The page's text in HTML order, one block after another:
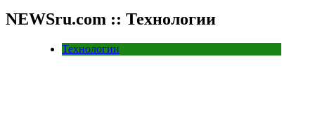
NEWSru.com :: Технологии
Технологии